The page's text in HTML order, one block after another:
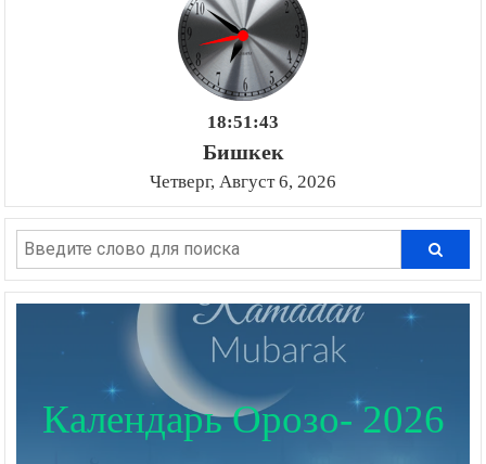
18:51:44
Бишкек
Четверг, Август 6, 2026
Календарь Орозо- 2026